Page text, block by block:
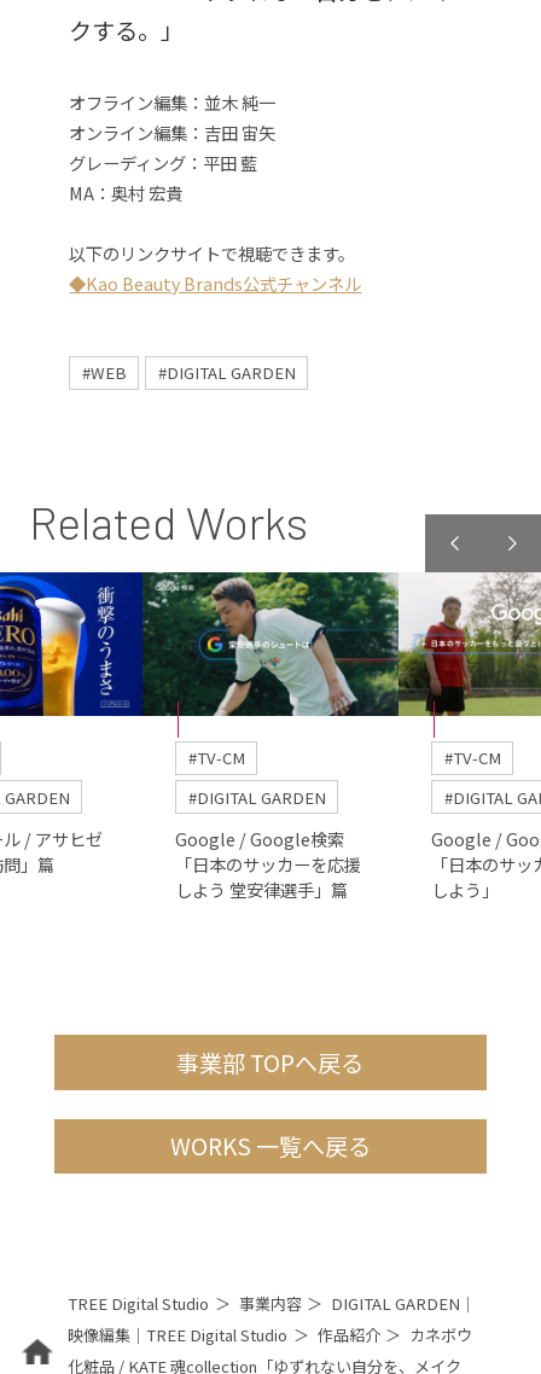
クする。」
オフライン編集：並木 純一
オンライン編集：吉田 宙矢
グレーディング：平田 藍
MA：奥村 宏貴
以下のリンクサイトで視聴できます。
◆Kao Beauty Brands公式チャンネル
#WEB #DIGITAL GARDEN
Related Works
/ アサヒゼ
」篇
#TV-CM
#DIGITAL GARDEN
Google / Google検索
「日本のサッカーを応援
しよう 堂安律選手」篇
#TV-CM
#DIGITAL
Google /
「日本のサ
しよう」
事業部 TOPへ戻る
WORKS 一覧へ戻る
TREE Digital Studio 事業内容
DIGITAL GARDEN｜
映像編集｜TREE Digital Studio
作品紹介
カネボウ
化粧品 / KATE 魂collection「ゆずれない自分を、メイク